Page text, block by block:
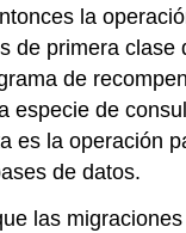
la
de primera clase
de
especie de
es la operación
de datos.
las